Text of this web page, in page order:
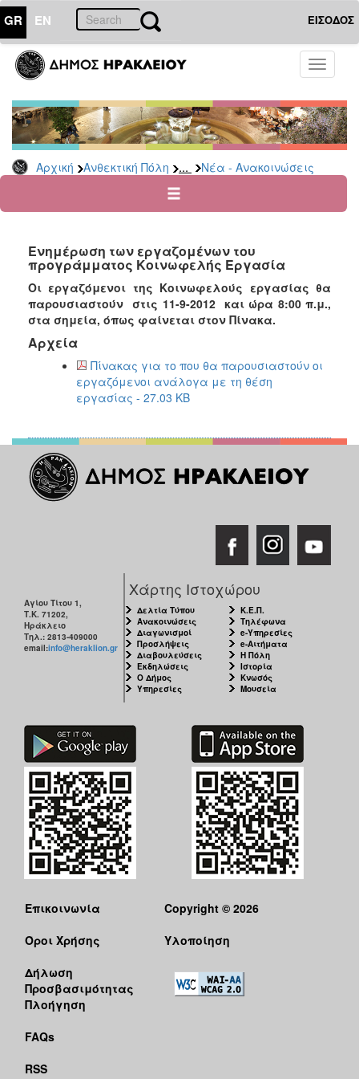
GR EN ΕΙΣΟΔΟΣ
Toggle
Αρχική Ανθεκτική Πόλη ... Νέα - Ανακοινώσεις
ΑΝΘΕΚΤΙΚΗ
ΠΟΛΗ
Κοινωνική
Πολιτική
Νέα
Ανακοινώσεις
για
Οικονομική
Αδυναμία
&
Φυσικές
Καταστροφές
Κέντρα
Κοινοτικής
Φροντίδας
(Κ.Α.Π.Η.)
Δημιουργικής
Απασχόλησης
Παιδιών
(Κ.Δ.Α.Π.)
Κ.Δ.Α.Π.Α.μεΑ.
Αδειοδότηση
&
Βρεφονηπιακών
Ιατρείο
Ξενώνας
Φιλοξενίας
Γυναικών
Κέντρο
Κοινότητας
Κοινωνικό
Φαρμακείο
Παντοπωλείο
Ισότητα
των
Υγεία
Αυτόματοι
Ενημέρωση των εργαζομένων του
προγράμματος Κοινωφελής Εργασία
Οι εργαζόμενοι της Κοινωφελούς εργασίας θα
παρουσιαστούν στις 11-9-2012 και ώρα 8:00 π.μ.,
στα σημεία, όπως φαίνεται στον Πίνακα.
Αρχεία
Πίνακας για το που θα παρουσιαστούν οι
εργαζόμενοι ανάλογα με τη θέση
εργασίας - 27.03 KB
Αγίου Τίτου 1,
Τ.Κ. 71202,
Ηράκλειο
Τηλ.: 2813-409000
email:info@heraklion.gr
Χάρτης Ιστοχώρου
Δελτία Τύπου
Ανακοινώσεις
Διαγωνισμοί
Προσλήψεις
Διαβουλεύσεις
Εκδηλώσεις
Ο Δήμος
Υπηρεσίες
Κ.Ε.Π.
Τηλέφωνα
e-Υπηρεσίες
e-Αιτήματα
Η Πόλη
Ιστορία
Κνωσός
Μουσεία
Επικοινωνία
Όροι Χρήσης
Δήλωση
Προσβασιμότητας
Πλοήγηση
FAQs
RSS
Copyright © 2026
Υλοποίηση